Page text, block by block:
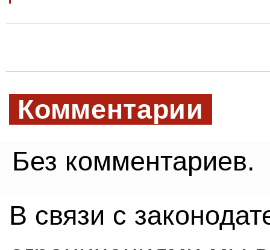
Комментарии
Без комментариев.
В связи с